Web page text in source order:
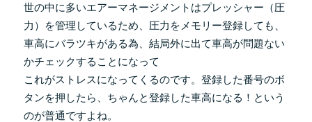
世の中に多いエアーマネージメントはプレッシャー（圧
力）を管理しているため、圧力をメモリー登録しても、
車高にバラツキがある為、結局外に出て車高が問題ない
かチェックすることになって
これがストレスになってくるのです。登録した番号のボ
タンを押したら、ちゃんと登録した車高になる！という
のが普通ですよね。